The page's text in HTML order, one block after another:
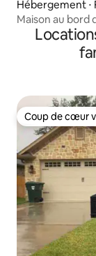
Hébergement ⋅
Maison au bord
privé
Coup de cœur
Coup de cœur